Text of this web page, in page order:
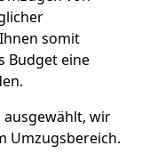
somit
Budget eine
wir
Umzugsbereich.